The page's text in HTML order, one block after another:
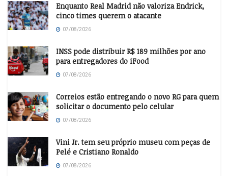
Enquanto Real Madrid não valoriza Endrick,
cinco times querem o atacante
07/08/2026
INSS pode distribuir R$ 189 milhões por ano
para entregadores do iFood
07/08/2026
Correios estão entregando o novo RG para quem
solicitar o documento pelo celular
07/08/2026
Vini Jr. tem seu próprio museu com peças de
Pelé e Cristiano Ronaldo
07/08/2026